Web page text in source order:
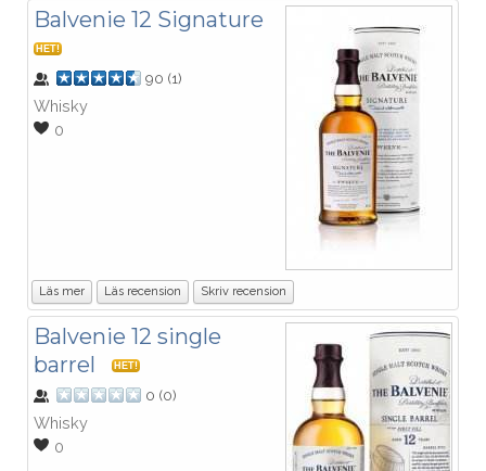
Balvenie 12 Signature
HET!
90 (1)
Whisky
0
Läs mer Läs recension Skriv recension
Balvenie 12 single
barrel
HET!
0 (0)
Whisky
0